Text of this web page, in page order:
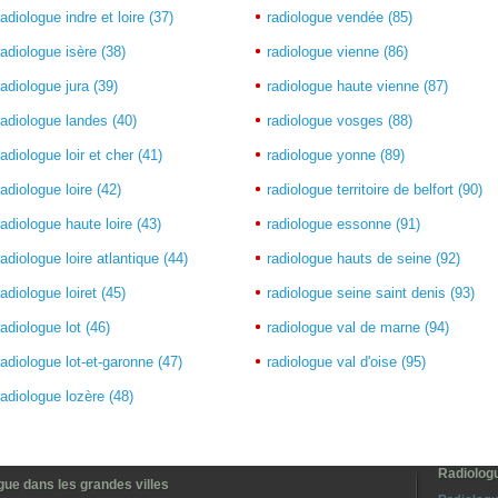
indre et loire (37)
isère (38)
jura (39)
landes (40)
loir et cher (41)
loire (42)
haute loire (43)
loire atlantique (44)
loiret (45)
lot (46)
lot-et-garonne (47)
lozère (48)
radiologue vendée (85)
radiologue vienne (86)
radiologue haute vienne (87)
radiologue vosges (88)
radiologue yonne (89)
radiologue territoire de belfort (90)
radiologue essonne (91)
radiologue hauts de seine (92)
radiologue seine saint denis (93)
radiologue val de marne (94)
radiologue val d'oise (95)
dans les grandes villes